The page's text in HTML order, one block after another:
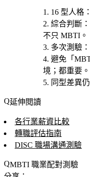
16 型人格
綜合判斷
不只 MBTI。
多次測驗
避免「
境；都重要。
同型差異
延伸閱讀
各行業薪資比較
轉職評估指南
DISC 職場溝通測驗
MBTI 職業配對測驗